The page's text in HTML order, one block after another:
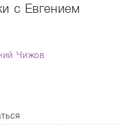
с Евгением
Чижов